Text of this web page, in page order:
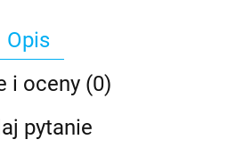
Opis
i oceny (0)
pytanie